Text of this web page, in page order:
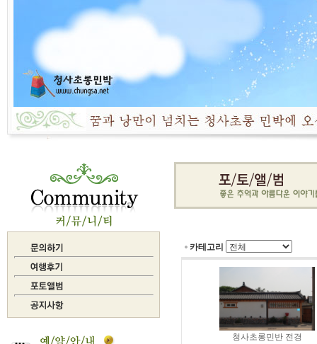
카테고리
청사초롱민반 전경